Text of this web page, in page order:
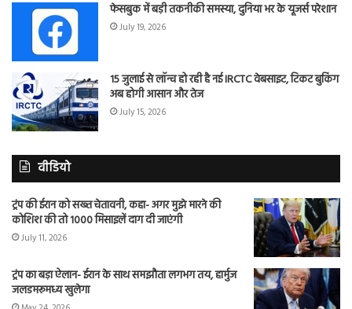
फेसबुक में बड़ी तकनीकी समस्या, दुनिया भर के यूजर्स परेशान
July 19, 2026
15 जुलाई से लॉन्च हो रही है नई IRCTC वेबसाइट, टिकट बुकिंग
अब होगी आसान और तेज
July 15, 2026
वीडियो
ट्रंप की ईरान को सख्त चेतावनी, कहा- अगर मुझे मारने की
कोशिश की तो 1000 मिसाइलें दाग दी जाएंगी
July 11, 2026
ट्रंप का बड़ा ऐलान- ईरान के साथ समझौता लगभग तय, हार्मुज
जलडमरूमध्य खुलेगा